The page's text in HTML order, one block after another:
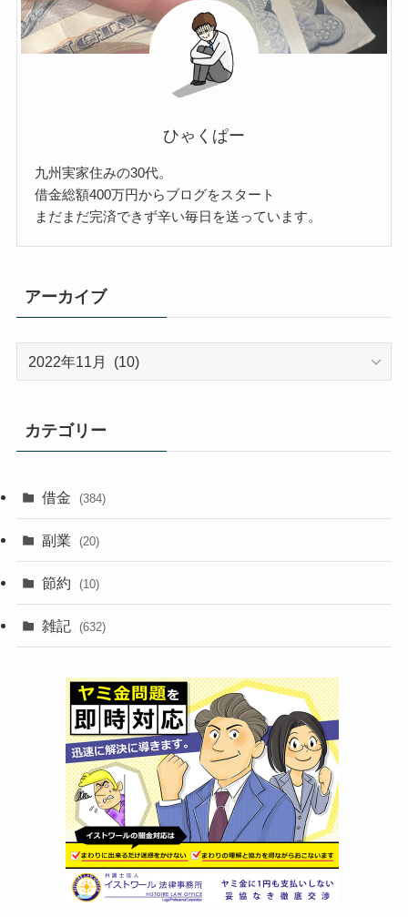
ひゃくぱー
九州実家住みの30代。
借金総額400万円からブログをスタート
まだまだ完済できず辛い毎日を送っています。
アーカイブ
ブ
カテゴリー
借金 (384)
副業 (20)
節約 (10)
雑記 (632)